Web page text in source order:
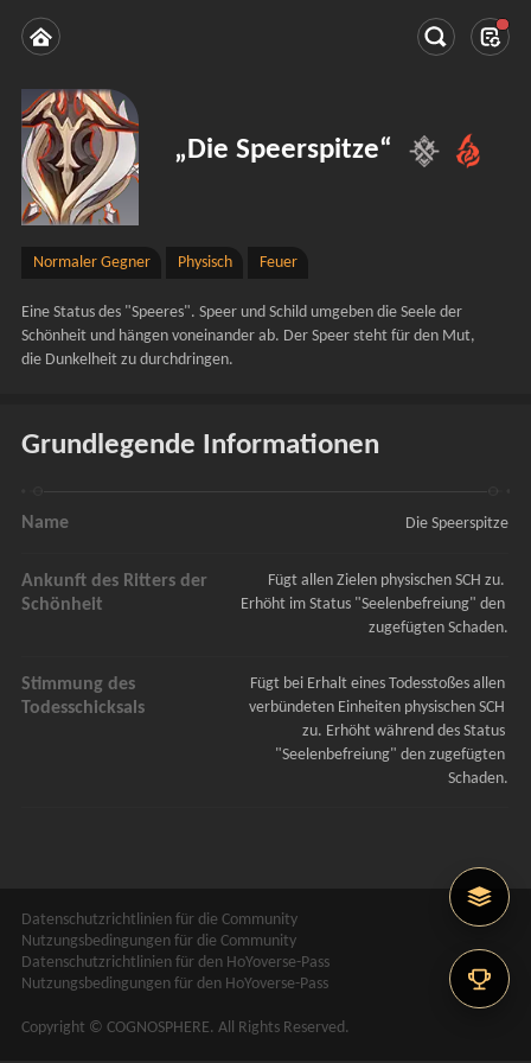
„Die Speerspitze“
Normaler Gegner Physisch Feuer
Eine Status des "Speeres". Speer und Schild umgeben die Seele der
Schönheit und hängen voneinander ab. Der Speer steht für den Mut,
die Dunkelheit zu durchdringen.
Grundlegende Informationen
Name Die Speerspitze
Ankunft des Ritters der
Schönheit
Fügt allen Zielen physischen SCH zu.
Erhöht im Status "Seelenbefreiung" den
zugefügten Schaden.
Stimmung des
Todesschicksals
Fügt bei Erhalt eines Todesstoßes allen
verbündeten Einheiten physischen SCH
zu. Erhöht während des Status
"Seelenbefreiung" den zugefügten
Schaden.
Datenschutzrichtlinien für die Community
Nutzungsbedingungen für die Community
Datenschutzrichtlinien für den HoYoverse-Pass
Nutzungsbedingungen für den HoYoverse-Pass
Copyright © COGNOSPHERE. All Rights Reserved.